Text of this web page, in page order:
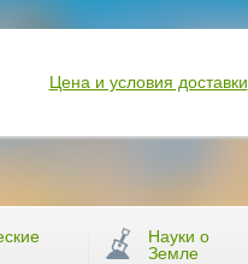
Цена и условия доставки
Науки о
Земле